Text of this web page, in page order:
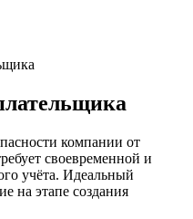
компании от
своевременной и
учёта. Идеальный
на этапе создания